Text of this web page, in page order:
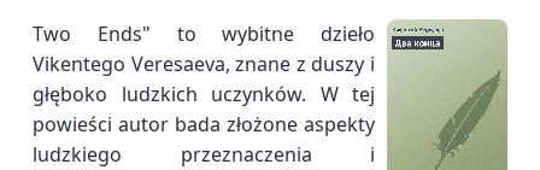
Two Ends" to wybitne dzieło
Vikentego Veresaeva, znane z duszy i
głęboko ludzkich uczynków. W tej
powieści autor bada złożone aspekty
ludzkiego przeznaczenia i